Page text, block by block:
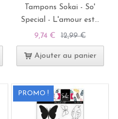
Tampons Sokai - So'
Special - L'amour est...
9,74 € 12,99 €
Ajouter au panier
PROMO !